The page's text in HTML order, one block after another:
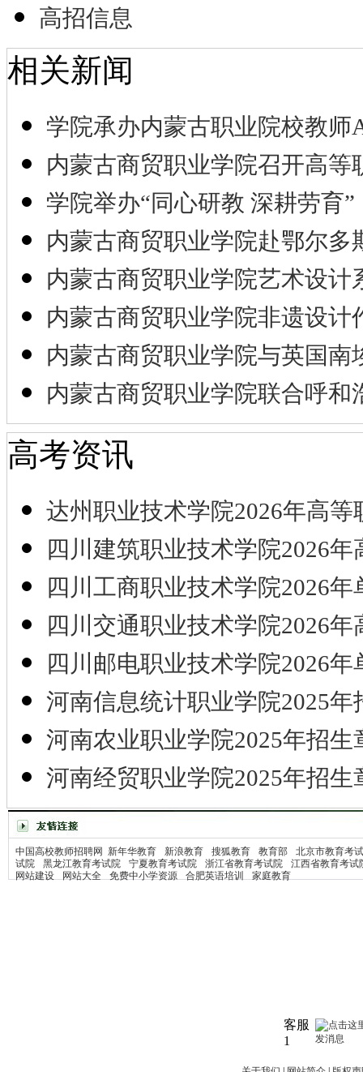
高招信息
相关新闻
学院承办内蒙古职业院校教师
内蒙古商贸职业学院召开高等
学院举办“同心研教 深耕劳育”
内蒙古商贸职业学院赴鄂尔多
内蒙古商贸职业学院艺术设计
内蒙古商贸职业学院非遗设计
内蒙古商贸职业学院与英国南
内蒙古商贸职业学院联合呼和
高考资讯
达州职业技术学院2026年高等
四川建筑职业技术学院2026年
四川工商职业技术学院2026年
四川交通职业技术学院2026年
四川邮电职业技术学院2026年
河南信息统计职业学院2025年
河南农业职业学院2025年招生
河南经贸职业学院2025年招生
中国高校教师招聘网 新年华教育 新浪教育 搜狐教育 教育部
北京市教育考
试院
黑龙江教育考试院 宁夏教育考试院 浙江省教育考试院
江西省教育考试
网站建设
网站大全 免费中小学资源 合肥英语培训 家庭教育
客服
1